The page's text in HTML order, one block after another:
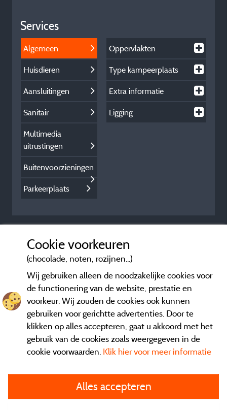
Services
Algemeen
Huisdieren
Aansluitingen
Sanitair
Multimedia
uitrustingen
Buitenvoorzieningen
Parkeerplaats
Oppervlakten
Type kampeerplaats
Extra informatie
Ligging
General terms of use
Cookie voorkeuren
(chocolade, noten, rozijnen...)
Wij gebruiken alleen de noodzakelijke cookies voor
de functionering van de website, prestatie en
voorkeur. Wij zouden de cookies ook kunnen
gebruiken voor gerichtte advertenties. Door te
klikken op alles accepteren, gaat u akkoord met het
gebruik van de cookies zoals weergegeven in de
cookie voorwaarden. Klik hier voor meer informatie
Alles accepteren